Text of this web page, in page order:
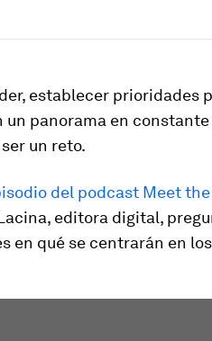
establecer prioridades
un panorama en
un reto.
del podcast Meet
editora digital,
en qué se centrarán en